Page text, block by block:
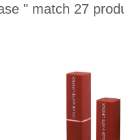
" match 27